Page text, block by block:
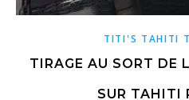
TITI'S TAHITI
TIRAGE AU SORT DE
SUR TAHITI